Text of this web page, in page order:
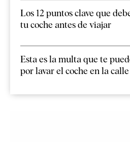
Los 12 puntos clave que
tu coche antes de viajar
Esta es la multa que te
por lavar el coche en la calle